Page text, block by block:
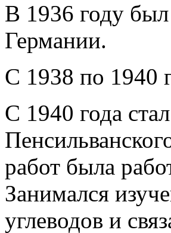
В 1936 году был
Германии.
С 1938 по 1940
С 1940 года
работ была
Занимался
углеводов и